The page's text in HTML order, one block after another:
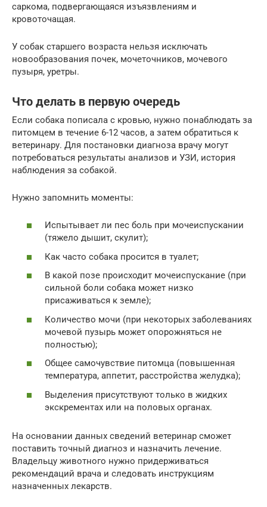
саркома, подвергающаяся изъязвлениям и
кровоточащая.
У собак старшего возраста нельзя исключать
новообразования почек, мочеточников, мочевого
пузыря, уретры.
Что делать в первую очередь
Если собака пописала с кровью, нужно понаблюдать за
питомцем в течение 6-12 часов, а затем обратиться к
ветеринару. Для постановки диагноза врачу могут
потребоваться результаты анализов и УЗИ, история
наблюдения за собакой.
Нужно запомнить моменты:
Испытывает ли пес боль при мочеиспускании
(тяжело дышит, скулит);
Как часто собака просится в туалет;
В какой позе происходит мочеиспускание (при
сильной боли собака может низко
присаживаться к земле);
Количество мочи (при некоторых заболеваниях
мочевой пузырь может опорожняться не
полностью);
Общее самочувствие питомца (повышенная
температура, аппетит, расстройства желудка);
Выделения присутствуют только в жидких
экскрементах или на половых органах.
На основании данных сведений ветеринар сможет
поставить точный диагноз и назначить лечение.
Владельцу животного нужно придерживаться
рекомендаций врача и следовать инструкциям
назначенных лекарств.